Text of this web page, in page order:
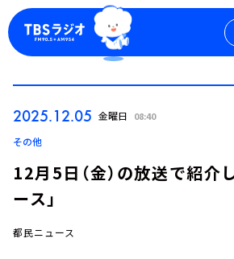
2025.12.05 金曜日 08:40
その他
12月5日（金）の放送で紹介
ース」
都民ニュース